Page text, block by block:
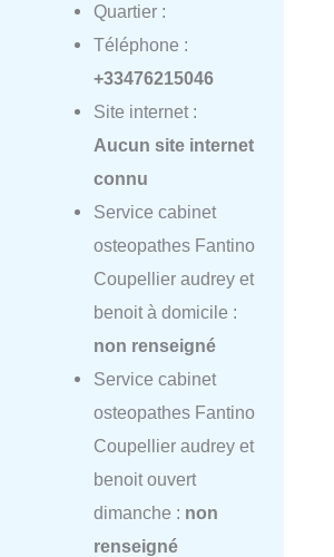
Quartier :
Téléphone :
+33476215046
Site internet :
Aucun site internet
connu
Service cabinet
osteopathes Fantino
Coupellier audrey et
benoit à domicile :
non renseigné
Service cabinet
osteopathes Fantino
Coupellier audrey et
benoit ouvert
dimanche : non
renseigné